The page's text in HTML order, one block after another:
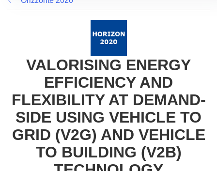
nuova
finestra)
VALORISING ENERGY
EFFICIENCY AND
FLEXIBILITY AT DEMAND-
SIDE USING VEHICLE TO
GRID (V2G) AND VEHICLE
TO BUILDING (V2B)